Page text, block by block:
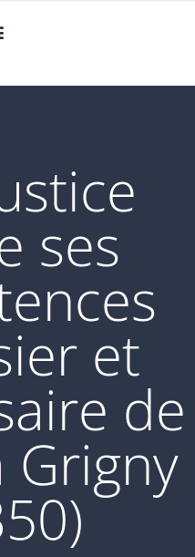
ses
et
de
Grigny